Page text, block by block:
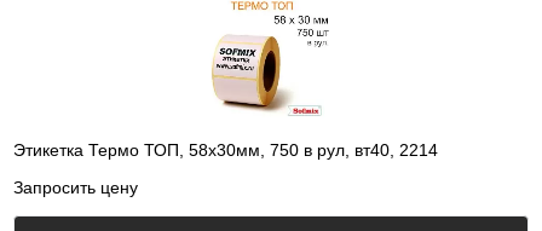
Этикетка Термо ТОП, 58х30мм, 750 в рул, вт40, 2214
Запросить цену